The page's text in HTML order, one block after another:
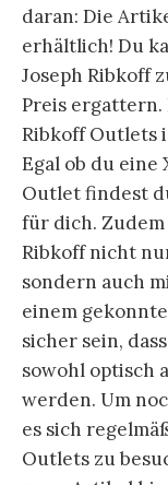
daran: Die
erhältlich! Du
Joseph Ribkoff
Preis ergattern.
Ribkoff Outlets
Egal ob du eine
Outlet findest
für dich.
Ribkoff nicht
sondern auch
einem
sicher sein,
sowohl optisch
werden. Um
es sich
Outlets zu